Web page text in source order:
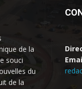
de la
souci
du
de la